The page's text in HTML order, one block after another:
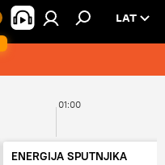
LAT
01:00
ENERGIJA SPUTNJIKA